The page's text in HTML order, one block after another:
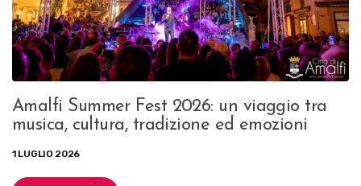
Amalfi Summer Fest 2026: un viaggio tra
musica, cultura, tradizione ed emozioni
1 LUGLIO 2026